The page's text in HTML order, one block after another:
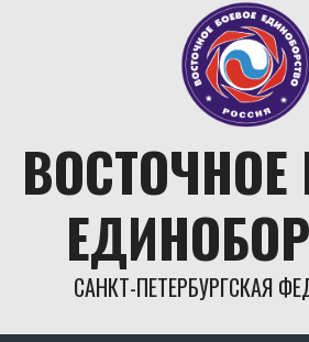
ВОСТОЧНОЕ
САНКТ-ПЕТЕРБУРГСКАЯ